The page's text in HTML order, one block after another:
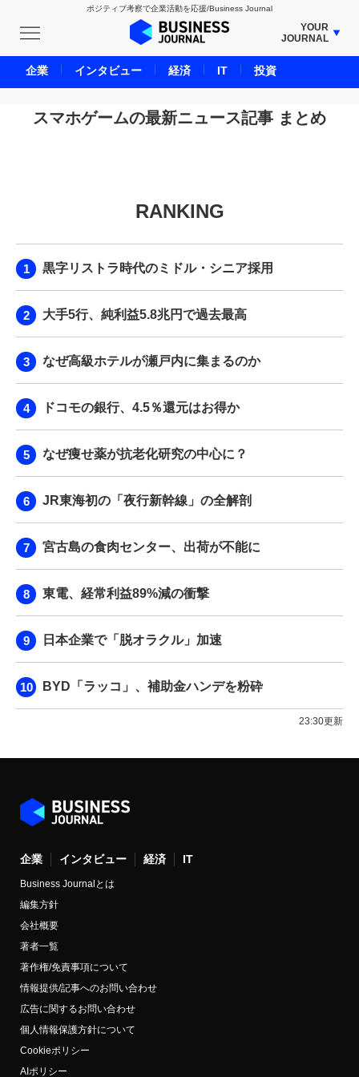
ポジティブ考察で企業活動を応援/Business Journal
YOUR
JOURNAL
BUSINESS JOURNAL
UNICORN JOURNAL
CARBON CREDITS JOURNAL
LIFE ENDING JOURNAL
BPaaS JOURNAL
スマホゲームの最新ニュース記事 まとめ
RANKING
黒字リストラ時代のミドル・シニア採用
大手5行、純利益5.8兆円で過去最高
なぜ高級ホテルが瀬戸内に集まるのか
ドコモの銀行、4.5％還元はお得か
なぜ痩せ薬が抗老化研究の中心に？
JR東海初の「夜行新幹線」の全解剖
宮古島の食肉センター、出荷が不能に
東電、経常利益89%減の衝撃
日本企業で「脱オラクル」加速
BYD「ラッコ」、補助金ハンデを粉砕
23:30更新
企業 インタビュー 経済 IT
Business Journalとは
編集方針
会社概要
著者一覧
著作権/免責事項について
情報提供/記事へのお問い合わせ
広告に関するお問い合わせ
個人情報保護方針について
Cookieポリシー
AIポリシー
企業 インタビュー 経済 IT 投資